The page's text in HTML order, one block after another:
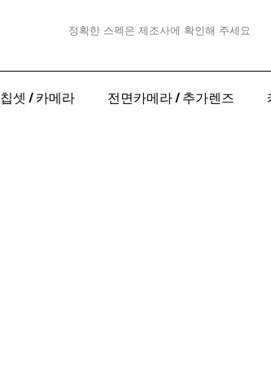
정확한 스펙은 제조사에 확인해 주세요
칩셋 / 카메라 전면카메라 / 추가렌즈